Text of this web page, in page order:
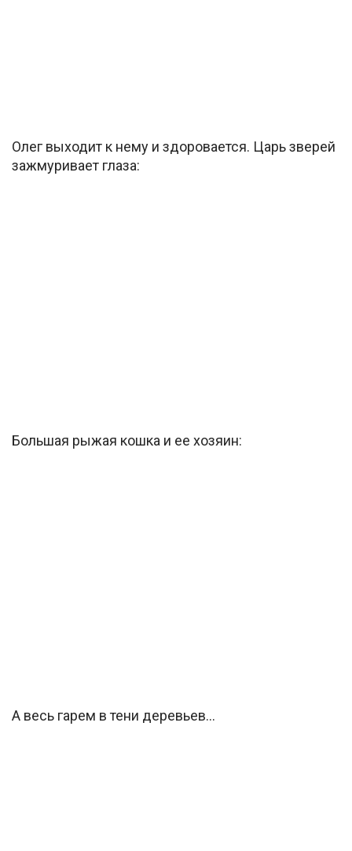
Олег выходит к нему и здоровается. Царь зверей
зажмуривает глаза:
Большая рыжая кошка и ее хозяин:
А весь гарем в тени деревьев…